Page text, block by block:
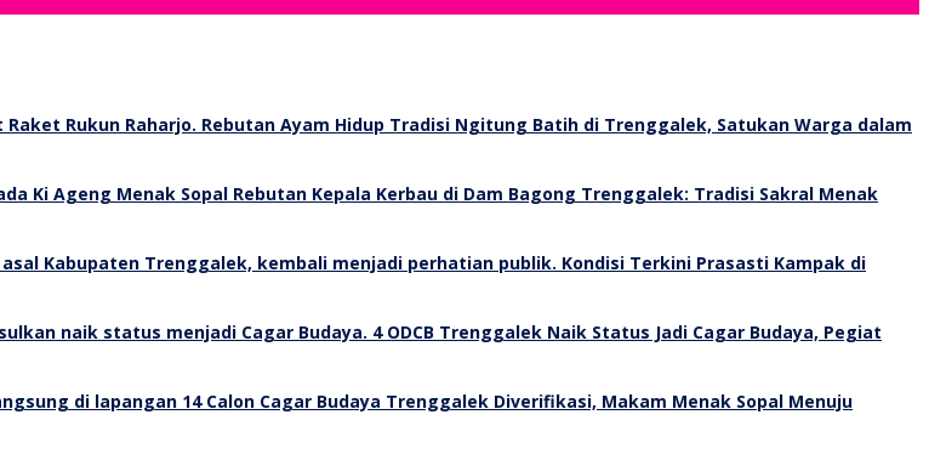
Rebutan Ayam Hidup Tradisi Ngitung Batih di Trenggalek, Satukan Warga dalam
Rebutan Kepala Kerbau di Dam Bagong Trenggalek: Tradisi Sakral Menak
Kondisi Terkini Prasasti Kampak di
4 ODCB Trenggalek Naik Status Jadi Cagar Budaya, Pegiat
14 Calon Cagar Budaya Trenggalek Diverifikasi, Makam Menak Sopal Menuju